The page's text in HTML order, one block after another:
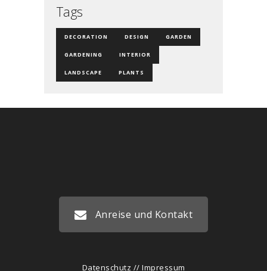
Tags
DECORATION DESIGN GARDEN
GARDENING INTERIOR
LANDSCAPE PLANTS
Anreise und Kontakt
Datenschutz // Impressum